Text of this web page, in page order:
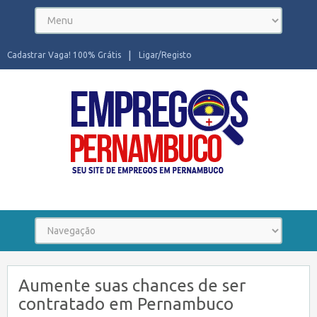
Ligar/Registo
Cadastrar Vaga! 100% Grátis
Aumente suas chances de ser
contratado em Pernambuco